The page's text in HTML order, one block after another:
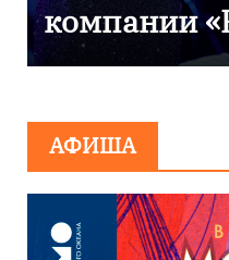
9 Мая —
АФИША